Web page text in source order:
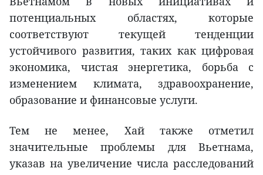
потенциальных областях, которые
соответствуют текущей тенденции
устойчивого развития, таких как цифровая
экономика, чистая энергетика, борьба с
изменением климата, здравоохранение,
образование и финансовые услуги.
Тем не менее, Хай также отметил
значительные проблемы для Вьетнама,
указав на увеличение числа расследований